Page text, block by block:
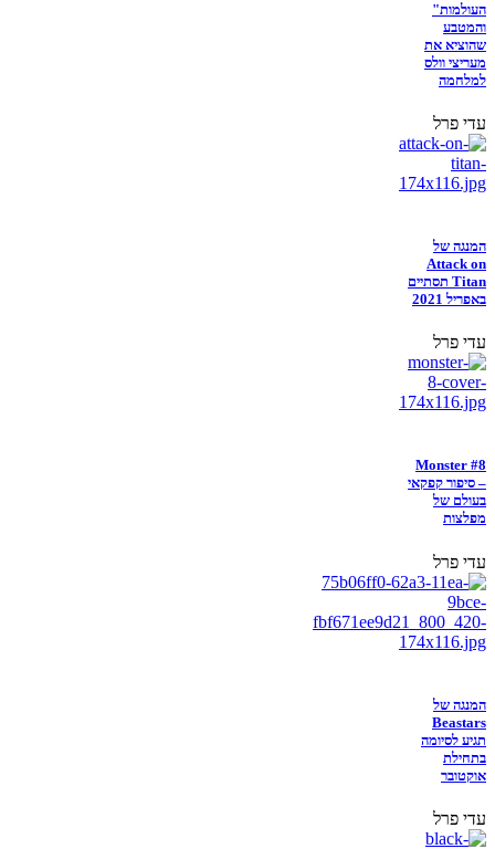
העולמות"
והמטבע
שהוציא את
מעריצי וולס
למלחמה
עדי פרל
המנגה של
Attack on
Titan תסתיים
באפריל 2021
עדי פרל
Monster #8
– סיפור קפקאי
בעולם של
מפלצות
עדי פרל
המנגה של
Beastars
תגיע לסיומה
בתחילת
אוקטובר
עדי פרל